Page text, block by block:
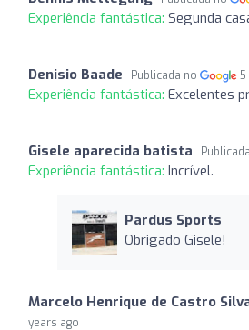
Experiência fantástica: Segunda
Denisio Baade Publicada no 5
Experiência fantástica: Excelentes
Gisele aparecida batista
Experiência fantástica: Incrível.
Pardus Sports
Obrigado Gisele!
Marcelo Henrique de Castro
years ago